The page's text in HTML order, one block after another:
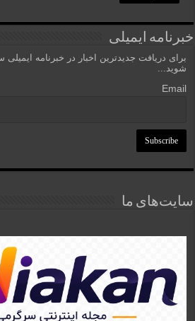
خبرنامه ایمیلی
برای دریافت جدیدترین اخبار در خبرنامه
شوید...
Email
سایت‌های ما